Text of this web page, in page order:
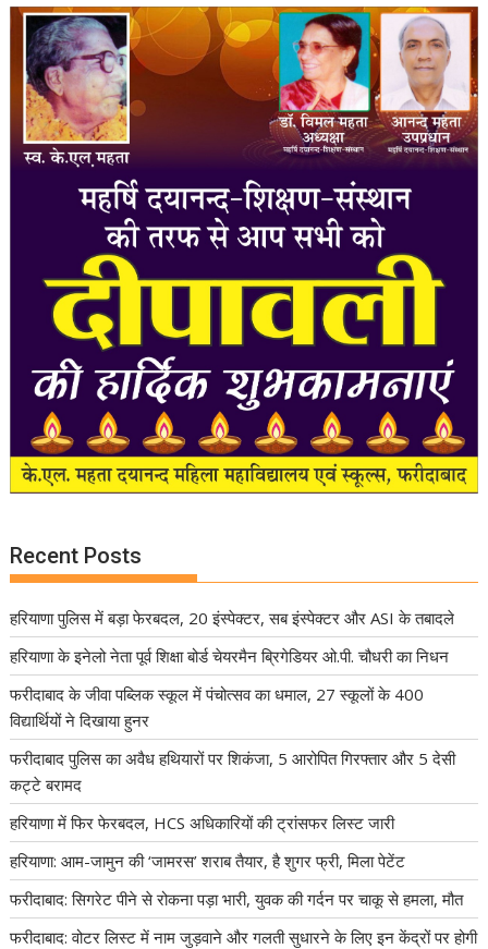
Recent Posts
हरियाणा पुलिस में बड़ा फेरबदल, 20 इंस्पेक्टर, सब इंस्पेक्टर और ASI के तबादले
हरियाणा के इनेलो नेता पूर्व शिक्षा बोर्ड चेयरमैन ब्रिगेडियर ओ.पी. चौधरी का निधन
फरीदाबाद के जीवा पब्लिक स्कूल में पंचोत्सव का धमाल, 27 स्कूलों के 400
विद्यार्थियों ने दिखाया हुनर
फरीदाबाद पुलिस का अवैध हथियारों पर शिकंजा, 5 आरोपित गिरफ्तार और 5 देसी
कट्टे बरामद
हरियाणा में फिर फेरबदल, HCS अधिकारियों की ट्रांसफर लिस्ट जारी
हरियाणा: आम-जामुन की ‘जामरस’ शराब तैयार, है शुगर फ्री, मिला पेटेंट
फरीदाबाद: सिगरेट पीने से रोकना पड़ा भारी, युवक की गर्दन पर चाकू से हमला, मौत
फरीदाबाद: वोटर लिस्ट में नाम जुड़वाने और गलती सुधारने के लिए इन केंद्रों पर होगी